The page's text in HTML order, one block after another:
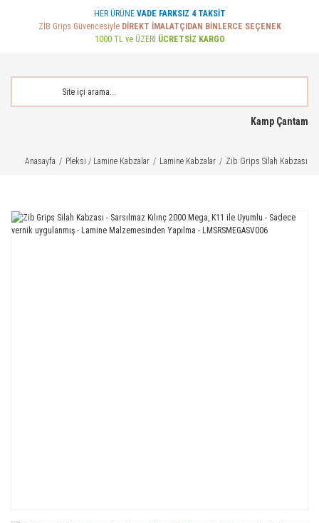
HER ÜRÜNE VADE FARKSIZ 4 TAKSİT
ZİB Grips Güvencesiyle DİREKT İMALATÇIDAN BİNLERCE SEÇENEK
1000 TL ve ÜZERİ ÜCRETSİZ KARGO
Kamp Çantam
Anasayfa Pleksi / Lamine Kabzalar Lamine Kabzalar Zib Grips Silah Kabzası -